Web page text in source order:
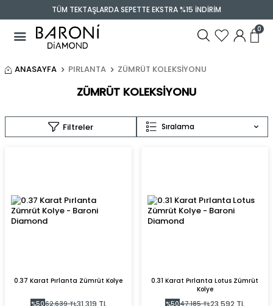
TÜM TEKTAŞLARDA SEPETTE EKSTRA %15 İNDİRİM
0
ANASAYFA PIRLANTA ZÜMRÜT KOLEKSIYONU
ZÜMRÜT KOLEKSIYONU
Filtreler Sıralama
0.37 Karat Pırlanta Zümrüt Kolye
%5062.639TL31.319 TL
0.31 Karat Pırlanta Lotus Zümrüt
Kolye
%5047.185TL23.592 TL